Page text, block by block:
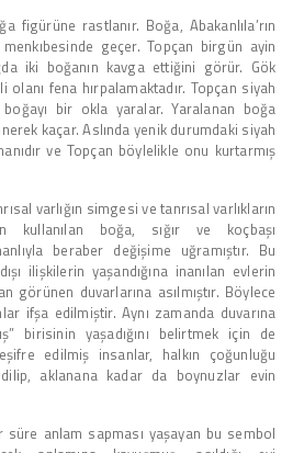
figürüne rastlanır. Boğa, Abakanlıla’rın
geçer. Topçan birgün ayin
iki boğanın kavga ettiğini görür. Gök
fena hırpalamaktadır. Topçan siyah
bir okla yaralar. Yaralanan boğa
kaçar. Aslında yenik durumdaki siyah
ve Topçan böylelikle onu kurtarmış
varlığın simgesi ve tanrısal varlıkların
kullanılan boğa, sığır ve koçbaşı
beraber değişime uğramıştır. Bu
ilişkilerin yaşandığına inanılan evlerin
görünen duvarlarına asılmıştır. Böylece
ifşa edilmiştir. Aynı zamanda duvarına
birisinin yaşadığını belirtmek için de
edilmiş insanlar, halkın çoğunluğu
aklanana kadar da boynuzlar evin
süre anlam sapması yaşayan bu sembol